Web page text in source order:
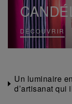
DÉCOUVRIR
Un luminaire
d’artisanat qui